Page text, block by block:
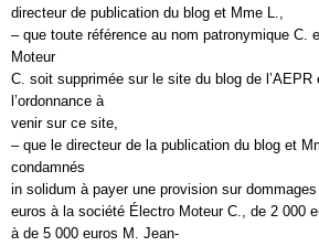
directeur de publication du blog et Mme L.,
– que toute référence au nom patronymique C.
Moteur
C. soit supprimée sur le site du blog de l’AEPR
l’ordonnance à
venir sur ce site,
– que le directeur de la publication du blog et
condamnés
in solidum à payer une provision sur
euros à la société Électro Moteur C., de 2 000
à de 5 000 euros M. Jean-